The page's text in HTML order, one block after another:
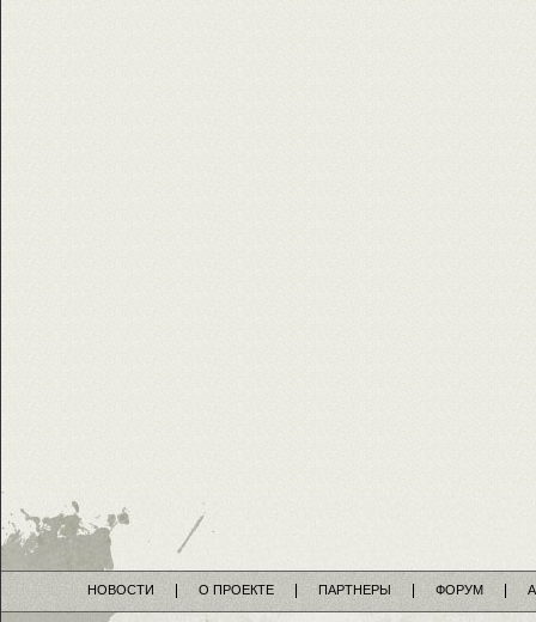
НОВОСТИ О ПРОЕКТЕ ПАРТНЕРЫ ФОРУМ